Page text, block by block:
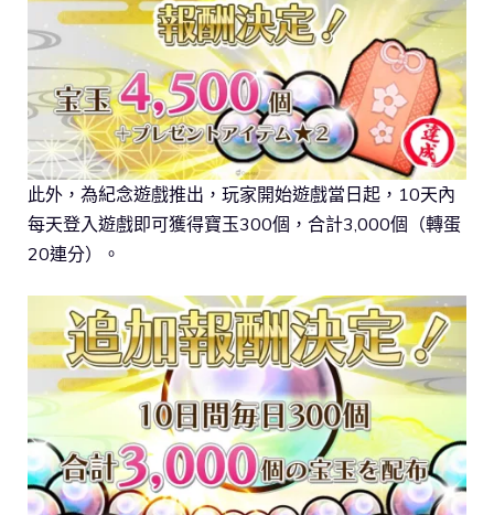
此外，為紀念遊戲推出，玩家開始遊戲當日起，10天內
每天登入遊戲即可獲得寶玉300個，合計3,000個（轉蛋
20連分）。